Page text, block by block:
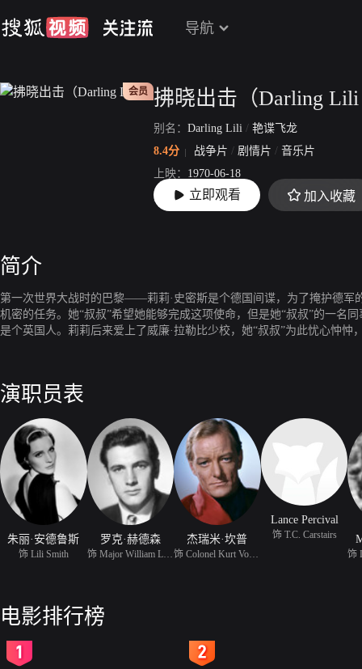
导航
会员 拂晓出击（Darling
别名： Darling Lili / 艳谍飞龙
8.4分
战争片 / 剧情片 / 音乐片
上映： 1970-06-18
片长： 143分10秒
立即观看 加入收藏
简介
第一次世界大战时的巴黎——莉莉·史密斯是个德国间谍，为了掩护德军
机密的任务。她“叔叔”希望她能够完成这项使命，但是她“叔叔”的一名
是个英国人。莉莉后来爱上了威廉·拉勒比少校，她“叔叔”为此忧心忡忡
演职员表
朱丽·安德鲁斯
饰 Lili Smith
罗克·赫德森
饰 Major William Larrab
杰瑞米·坎普
Lance Percival
饰 T.C. Carstairs
电影排行榜